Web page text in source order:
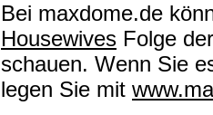
Bei maxdome.de
Housewives Folge
schauen. Wenn Sie
legen Sie mit